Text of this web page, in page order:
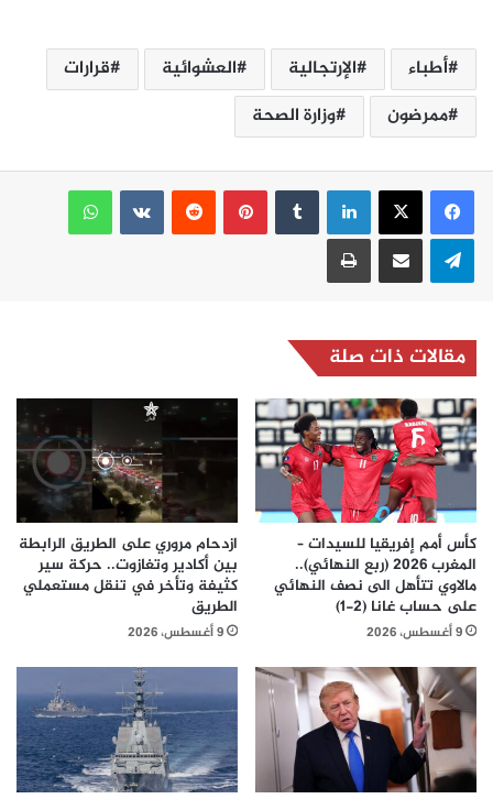
أطباء الإرتجالية العشوائية
قرارات
ممرضون
وزارة الصحة
لينكدإن بينتيريست
واتساب
تيلقرام مشاركة عبر البريد طباعة
مقالات ذات صلة
كأس أمم إفريقيا للسيدات –
المغرب 2026 (ربع النهائي)..
مالاوي تتأهل الى نصف النهائي
على حساب غانا (2-1)
9 أغسطس، 2026
ازدحام مروري على الطريق الرابطة
بين أكادير وتغازوت.. حركة سير
كثيفة وتأخر في تنقل مستعملي
الطريق
9 أغسطس، 2026